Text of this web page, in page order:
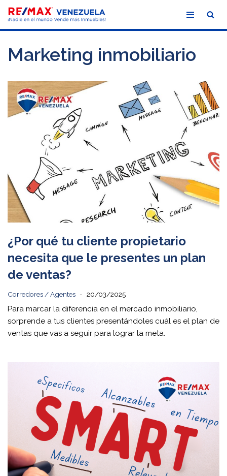
Saltar
contenido
Marketing inmobiliario
¿Por qué tu cliente propietario
necesita que le presentes un plan
de ventas?
Corredores / Agentes 20/03/2025
Para marcar la diferencia en el mercado inmobiliario,
sorprende a tus clientes presentándoles cuál es el plan de
ventas que vas a seguir para lograr la meta.